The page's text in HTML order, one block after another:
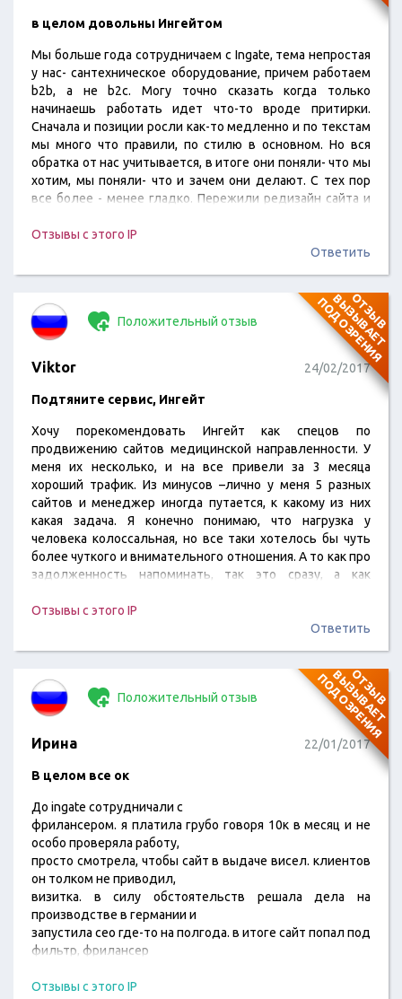
в целом довольны Ингейтом
Мы больше года сотрудничаем с Ingate, тема непростая
у нас- сантехническое оборудование, причем работаем
b2b, а не b2c. Могу точно сказать когда только
начинаешь работать идет что-то вроде притирки.
Сначала и позиции росли как-то медленно и по текстам
мы много что правили, по стилю в основном. Но вся
обратка от нас учитывается, в итоге они поняли- что мы
хотим, мы поняли- что и зачем они делают. С тех пор
все более - менее гладко. Пережили редизайн сайта и
Отзывы с этого IP
Ответить
О
Т
З
Ы
В
В
Ы
З
Ы
В
А
Е
Т
П
О
Д
О
З
Р
Е
Н
И
Я
Положительный отзыв
Viktor 24/02/2017
Подтяните сервис, Ингейт
Хочу порекомендовать Ингейт как спецов по
продвижению сайтов медицинской направленности. У
меня их несколько, и на все привели за 3 месяца
хороший трафик. Из минусов –лично у меня 5 разных
сайтов и менеджер иногда путается, к какому из них
какая задача. Я конечно понимаю, что нагрузка у
человека колоссальная, но все таки хотелось бы чуть
более чуткого и внимательного отношения. А то как про
задолженность напоминать, так это сразу, а как
выложить, так дней 10 возились. Я так то понимаю, что
объективно придираюсь, но деньги немалые платятся,
Отзывы с этого IP
Ответить
О
Т
З
Ы
В
В
Ы
З
Ы
В
А
Е
Т
П
О
Д
О
З
Р
Е
Н
И
Я
Положительный отзыв
Ирина 22/01/2017
В целом все ок
До ingate сотрудничали с
фрилансером. я платила грубо говоря 10к в месяц и не
особо проверяла работу,
просто смотрела, чтобы сайт в выдаче висел. клиентов
он толком не приводил,
визитка. в силу обстоятельств решала дела на
производстве в германии и
запустила сео где-то на полгода. в итоге сайт попал под
фильтр, фрилансер
аналитику, узнали откуда там уши растут, мне
Отзывы с этого IP